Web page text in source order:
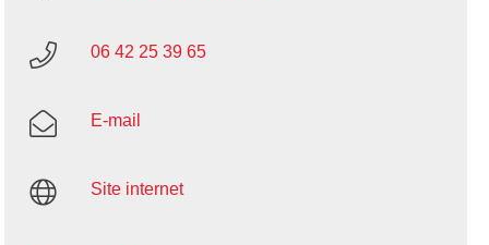
06 42 25 39 65
E-mail
Site internet